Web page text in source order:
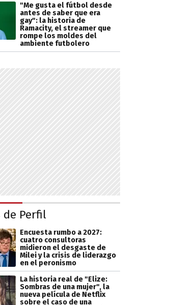
"Me gusta el fútbol desde
antes de saber que era
gay": la historia de
Ramacity, el streamer que
rompe los moldes del
ambiente futbolero
de Perfil
Encuesta rumbo a 2027:
cuatro consultoras
midieron el desgaste de
Milei y la crisis de liderazgo
en el peronismo
La historia real de "Elize:
Sombras de una mujer", la
nueva película de Netflix
sobre el caso de una